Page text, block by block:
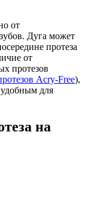
от
Дуга может
протеза
от
протезов
Acry-Free),
для
на